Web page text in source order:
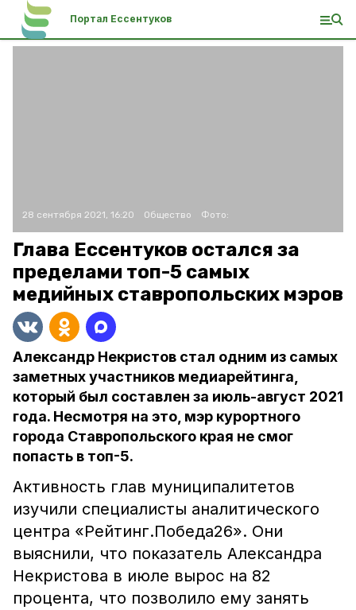
Портал Ессентуков
28 сентября 2021, 16:20 Общество Фото:
Глава Ессентуков остался за
пределами топ-5 самых
медийных ставропольских мэров
Александр Некристов стал одним из самых
заметных участников медиарейтинга,
который был составлен за июль-август 2021
года. Несмотря на это, мэр курортного
города Ставропольского края не смог
попасть в топ-5.
Активность глав муниципалитетов
изучили специалисты аналитического
центра «Рейтинг.Победа26». Они
выяснили, что показатель Александра
Некристова в июле вырос на 82
процента, что позволило ему занять